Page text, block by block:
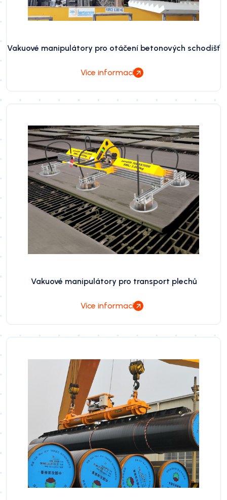
Vakuové manipulátory pro otáčení betonových schodišť
Více informací
Vakuové manipulátory pro transport plechů
Více informací